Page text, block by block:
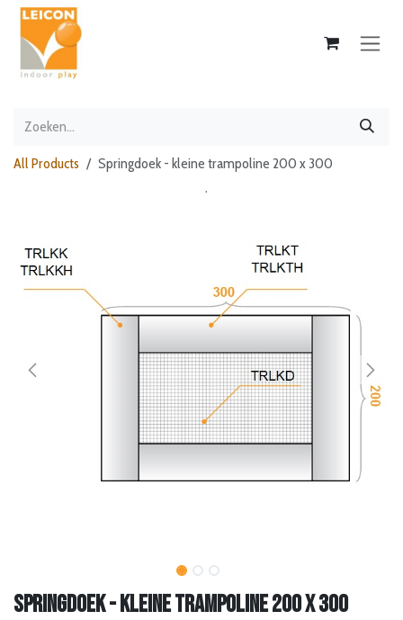
Overslaan naar inhoud
All Products Springdoek - kleine trampoline 200 x 300
Springdoek - kleine trampoline 200 x 300